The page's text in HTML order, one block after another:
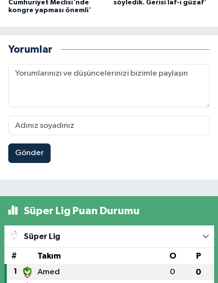
Cumhuriyet Meclisi'nde
kongre yapması önemli'
söyledik. Gerisi laf-ı güzaf'
Yorumlar
Gönder
Süper Lig Puan Durumu
Süper Lig
# Takım O P
1 Amed 0 0